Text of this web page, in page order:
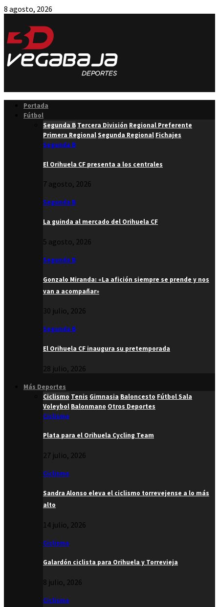
8 agosto, 2026
Portada
Fútbol
Segunda B Tercera División Regional Preferente
Primera RegionalSegunda Regional Fichajes
Segunda B
El Orihuela CF presenta a los centrales
7 agosto, 2026
Segunda B
La guinda al mercado del Orihuela CF
5 agosto, 2026
Segunda B
Gonzalo Miranda: «La afición siempre se prende y nos
van a acompañar»
30 julio, 2026
Segunda B
El Orihuela CF inaugura su pretemporada
28 julio, 2026
Más Deportes
Ciclismo Tenis Gimnasia Baloncesto Fútbol Sala
Voleybol Balonmano Otros Deportes
Ciclismo
Plata para el Orihuela Cycling Team
27 julio, 2026
Ciclismo
Sandra Alonso eleva el ciclismo torrevejense a lo más
alto
14 julio, 2026
Ciclismo
Galardón ciclista para Orihuela y Torrevieja
8 julio, 2026
Ciclismo